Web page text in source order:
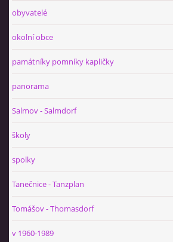
obyvatelé
okolní obce
památníky pomníky kapličky
panorama
Salmov - Salmdorf
školy
spolky
Tanečnice - Tanzplan
Tomášov - Thomasdorf
v 1960-1989